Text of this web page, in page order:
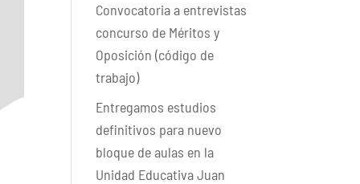
Convocatoria a entrevistas
concurso de Méritos y
Oposición (código de
trabajo)
Entregamos estudios
definitivos para nuevo
bloque de aulas en la
Unidad Educativa Juan